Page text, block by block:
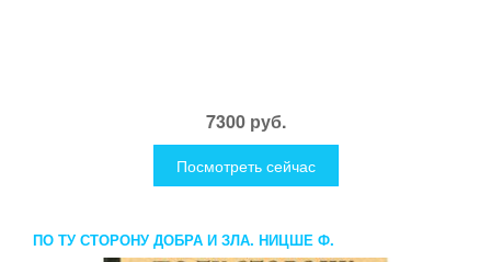
7300 руб.
Посмотреть сейчас
ПО ТУ СТОРОНУ ДОБРА И ЗЛА. НИЦШЕ Ф.